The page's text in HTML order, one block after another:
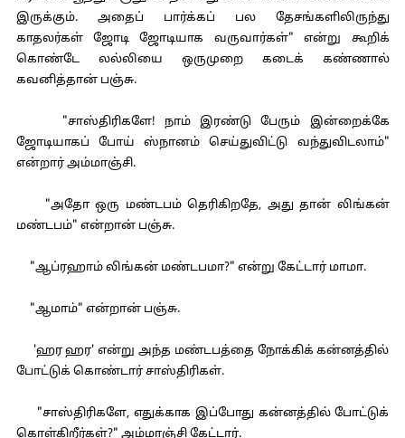
இருக்கும். அதைப் பார்க்கப் பல தேசங்களிலிருந்து
காதலர்கள் ஜோடி ஜோடியாக வருவார்கள்" என்று கூறிக்
கொண்டே லல்லியை ஒருமுறை கடைக் கண்ணால்
கவனித்தான் பஞ்சு.
"சாஸ்திரிகளே! நாம் இரண்டு பேரும் இன்றைக்கே
ஜோடியாகப் போய் ஸ்நானம் செய்துவிட்டு வந்துவிடலாம்"
என்றார் அம்மாஞ்சி.
"அதோ ஒரு மண்டபம் தெரிகிறதே, அது தான் லிங்கன்
மண்டபம்" என்றான் பஞ்சு.
"ஆப்ரஹாம் லிங்கன் மண்டபமா?" என்று கேட்டார் மாமா.
"ஆமாம்" என்றான் பஞ்சு.
'ஹர ஹர' என்று அந்த மண்டபத்தை நோக்கிக் கன்னத்தில்
போட்டுக் கொண்டார் சாஸ்திரிகள்.
"சாஸ்திரிகளே, எதுக்காக இப்போது கன்னத்தில் போட்டுக்
கொள்கிறீர்கள்?" அம்மாஞ்சி கேட்டார்.